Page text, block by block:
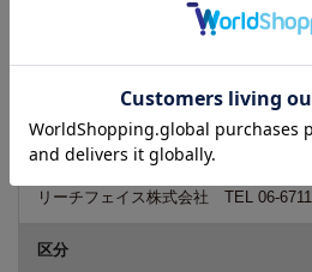
商品のデザイン・パッケージ等は予告
います。そのため、一時的に新旧デザ
います。予めご了承くださいますよう
広告文責
リーチフェイス株式会社 TEL 06-
区分